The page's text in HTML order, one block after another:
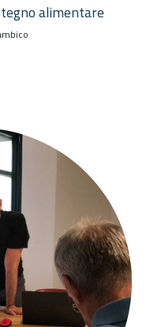
alimentare